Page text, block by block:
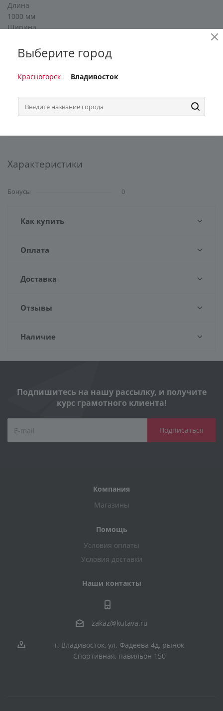
Длина
1000 мм
Ширина
Рулон
нет
260 г/м²
1000х800 мм
Характеристики
Бонусы 0
Как купить
Оплата
Доставка
Отзывы
Наличие
Подпишитесь на нашу рассылку, и получите
курс грамотного клиента!
Компания
Магазины
Помощь
Условия оплаты
Условия доставки
Наши контакты
zakaz@kutava.ru
г. Владивосток, ул. Фадеева 4д, рынок
Спортивная, павильон 150
Выберите город
Красногорск Владивосток